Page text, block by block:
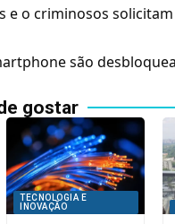
e o criminosos
são
gostar
TECNOLOGIA E
INOVAÇÃO